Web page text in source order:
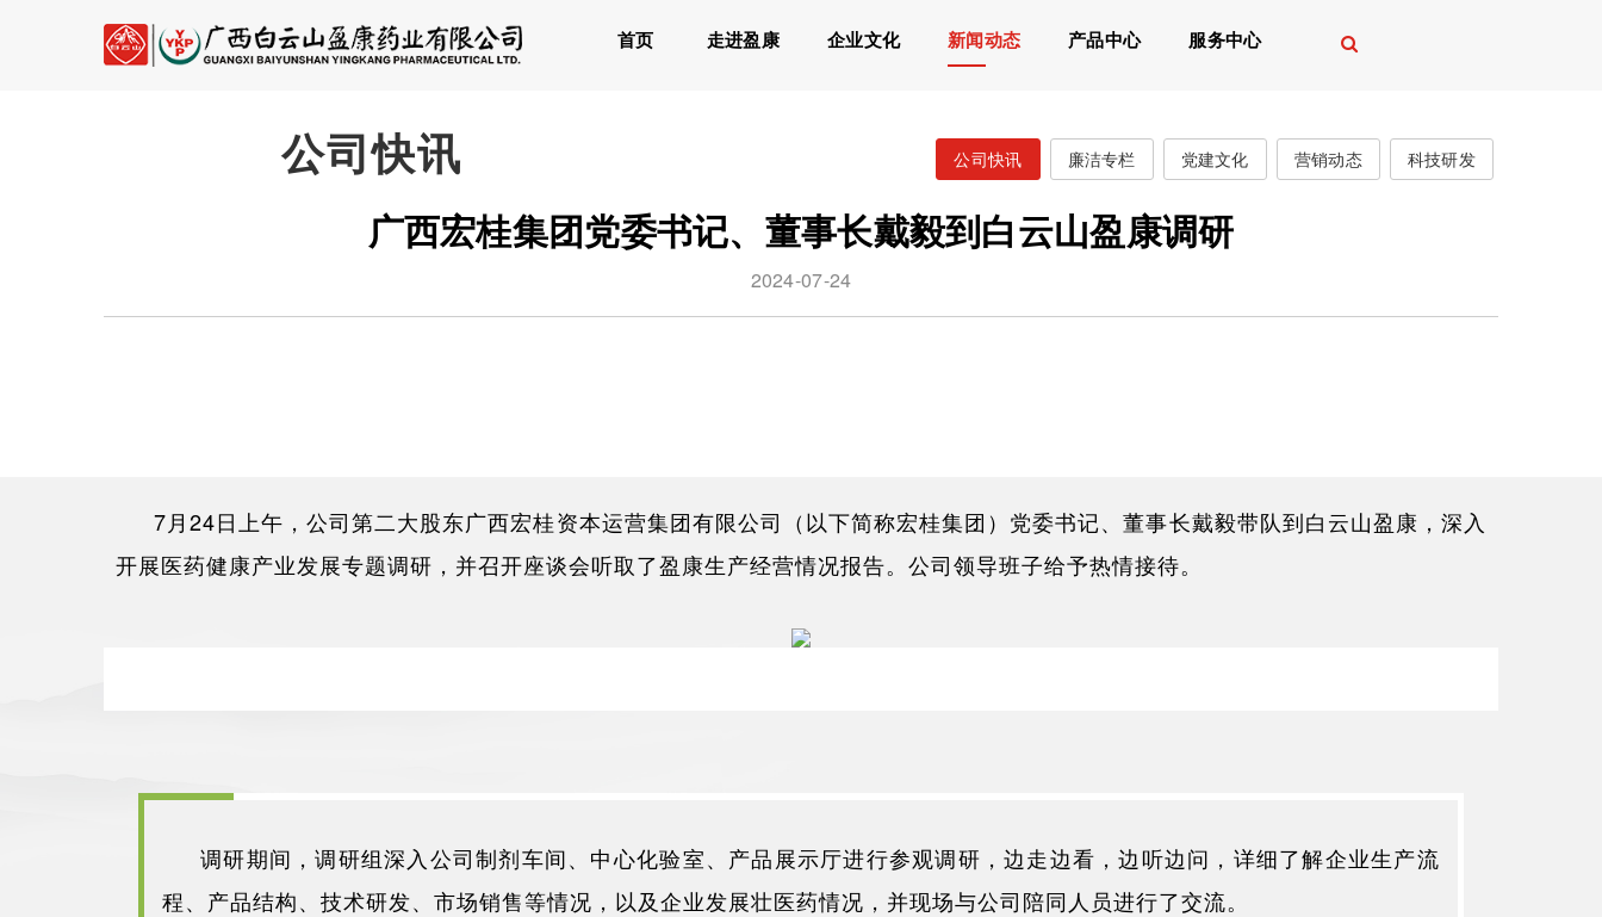
首页 走进盈康 企业文化 新闻动态 产品中心 服务中心
公司快讯 公司快讯 廉洁专栏 党建文化 营销动态 科技研发
广西宏桂集团党委书记、董事长戴毅到白云山盈康调研
2024-07-24
7月24日上午，公司第二大股东广西宏桂资本运营集团有限公司（以下简称宏桂集团）党委书记、董事长戴毅带队到白云山盈康，深入
开展医药健康产业发展专题调研，并召开座谈会听取了盈康生产经营情况报告。公司领导班子给予热情接待。
调研期间，调研组深入公司制剂车间、中心化验室、产品展示厅进行参观调研，边走边看，边听边问，详细了解企业生产流
程、产品结构、技术研发、市场销售等情况，以及企业发展壮医药情况，并现场与公司陪同人员进行了交流。